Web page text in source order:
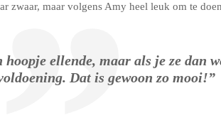
zwaar, maar volgens Amy heel leuk om te
hoopje ellende, maar als je ze dan
Dat is gewoon zo mooi!”